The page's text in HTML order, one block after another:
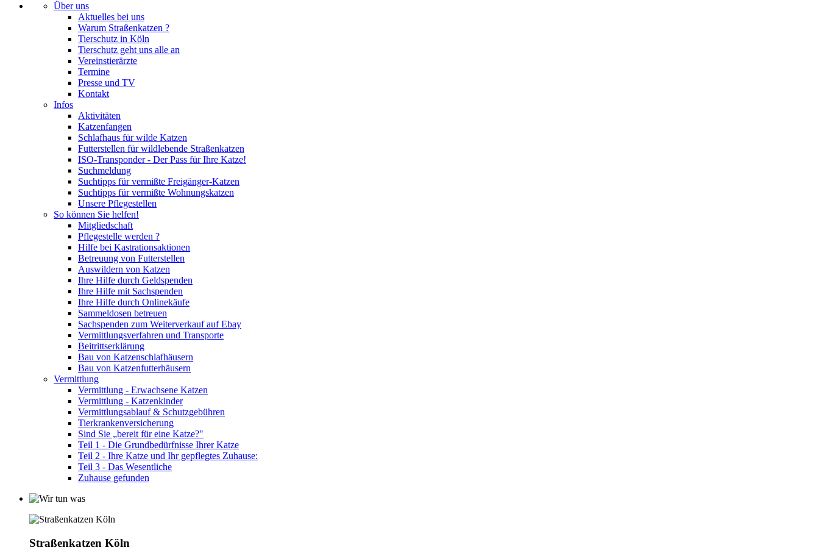
Über uns
Aktuelles bei uns
Warum Straßenkatzen ?
Tierschutz in Köln
Tierschutz geht uns alle an
Vereinstierärzte
Termine
Presse und TV
Kontakt
Infos
Aktivitäten
Katzenfangen
Schlafhaus für wilde Katzen
Futterstellen für wildlebende Straßenkatzen
ISO-Transponder - Der Pass für Ihre Katze!
Suchmeldung
Suchtipps für vermißte Freigänger-Katzen
Suchtipps für vermißte Wohnungskatzen
Unsere Pflegestellen
So können Sie helfen!
Mitgliedschaft
Pflegestelle werden ?
Hilfe bei Kastrationsaktionen
Betreuung von Futterstellen
Auswildern von Katzen
Ihre Hilfe durch Geldspenden
Ihre Hilfe mit Sachspenden
Ihre Hilfe durch Onlinekäufe
Sammeldosen betreuen
Sachspenden zum Weiterverkauf auf Ebay
Vermittlungsverfahren und Transporte
Beitrittserklärung
Bau von Katzenschlafhäusern
Bau von Katzenfutterhäusern
Vermittlung
Vermittlung - Erwachsene Katzen
Vermittlung - Katzenkinder
Vermittlungsablauf & Schutzgebühren
Tierkrankenversicherung
Sind Sie „bereit für eine Katze?"
Teil 1 - Die Grundbedürfnisse Ihrer Katze
Teil 2 - Ihre Katze und Ihr gepflegtes Zuhause:
Teil 3 - Das Wesentliche
Zuhause gefunden
Straßenkatzen Köln